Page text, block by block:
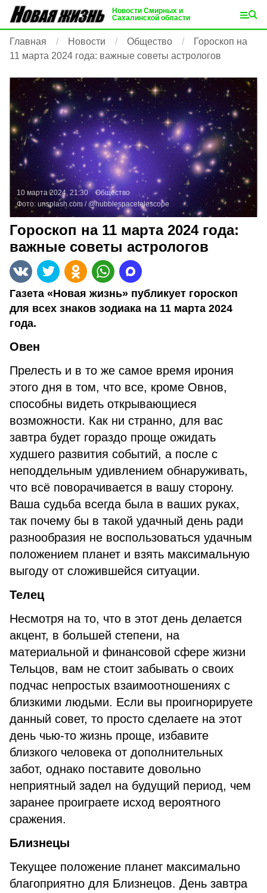
Новости Смирных и
Сахалинской области
Главная Новости Общество
Гороскоп на
11 марта 2024 года: важные советы астрологов
10 марта 2024, 21:30
Общество
Фото: unsplash.com/ @hubblespacetelescope
Гороскоп на 11 марта 2024 года:
важные советы астрологов
Газета «Новая жизнь» публикует гороскоп
для всех знаков зодиака на 11 марта 2024
года.
Овен
Прелесть и в то же самое время ирония
этого дня в том, что все, кроме Овнов,
способны видеть открывающиеся
возможности. Как ни странно, для вас
завтра будет гораздо проще ожидать
худшего развития событий, а после с
неподдельным удивлением обнаруживать,
что всё поворачивается в вашу сторону.
Ваша судьба всегда была в ваших руках,
так почему бы в такой удачный день ради
разнообразия не воспользоваться удачным
положением планет и взять максимальную
выгоду от сложившейся ситуации.
Телец
Несмотря на то, что в этот день делается
акцент, в большей степени, на
материальной и финансовой сфере жизни
Тельцов, вам не стоит забывать о своих
подчас непростых взаимоотношениях с
близкими людьми. Если вы проигнорируете
данный совет, то просто сделаете на этот
день чью-то жизнь проще, избавите
близкого человека от дополнительных
забот, однако поставите довольно
неприятный задел на будущий период, чем
заранее проиграете исход вероятного
сражения.
Близнецы
Текущее положение планет максимально
благоприятно для Близнецов. День завтра